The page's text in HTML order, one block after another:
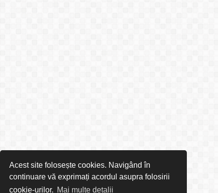
Acest site folosește cookies. Navigând în
continuare vă exprimați acordul asupra folosirii
cookie-urilor. Mai multe detalii